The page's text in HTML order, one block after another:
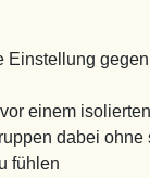
Einstellung
vor einem
dabei ohne
fühlen